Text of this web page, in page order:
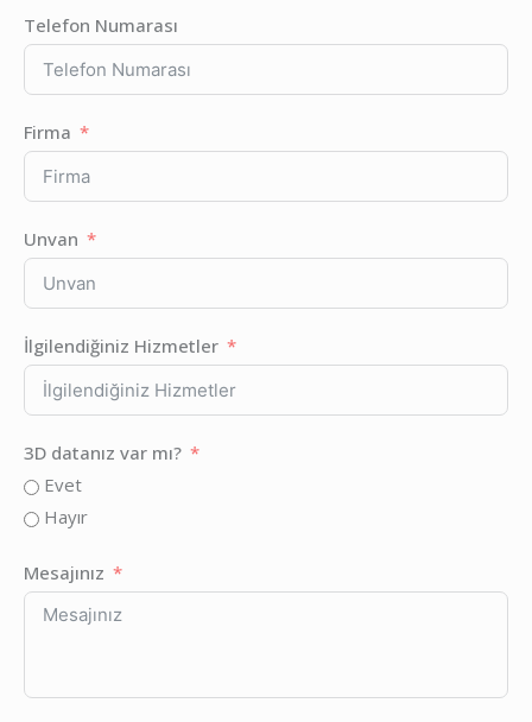
Telefon Numarası
Firma
Unvan
İlgilendiğiniz Hizmetler
3D datanız var mı?
Evet
Hayır
Mesajınız